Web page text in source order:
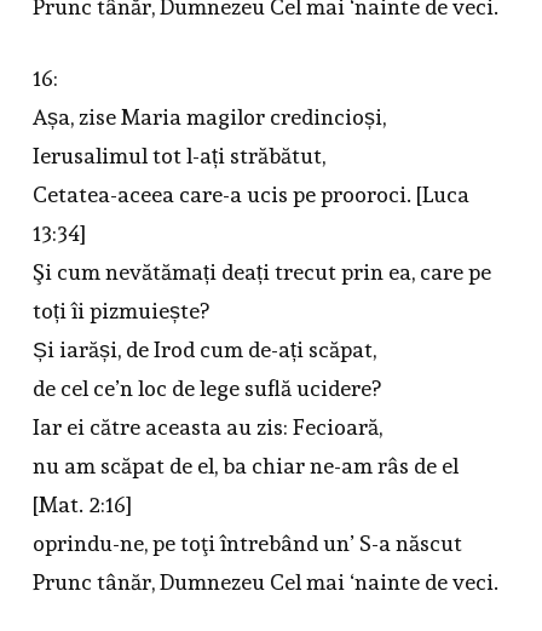
Prunc tânăr, Dumnezeu Cel mai ‘nainte de veci.
16:
Așa, zise Maria magilor credincioși,
Ierusalimul tot l-ați străbătut,
Cetatea-aceea care-a ucis pe prooroci. [Luca
13:34]
Şi cum nevătămați deați trecut prin ea, care pe
toți îi pizmuiește?
Și iarăși, de Irod cum de-ați scăpat,
de cel ce’n loc de lege suflă ucidere?
Iar ei către aceasta au zis: Fecioară,
nu am scăpat de el, ba chiar ne-am râs de el
[Mat. 2:16]
oprindu-ne, pe toţi întrebând un’ S-a născut
Prunc tânăr, Dumnezeu Cel mai ‘nainte de veci.